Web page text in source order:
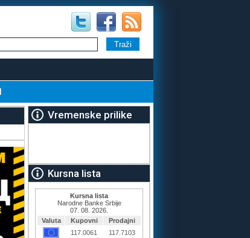
Vremenske prilike
Kursna lista